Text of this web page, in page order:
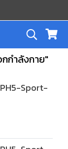
กำลังกาย"
Sport-